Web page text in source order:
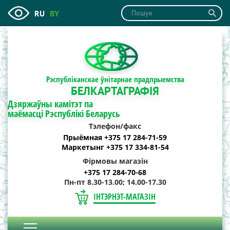
RU BY
Рэспубліканскае ўнітарнае прадпрыемства
БЕЛКАРТАГРАФІЯ
Дзяржаўны камітэт па
маёмасці Рэспублікі Беларусь
Тэлефон/факс
Прыёмная +375 17 284-71-59
Маркетынг +375 17 334-81-54
Фірмовы магазін
+375 17 284-70-68
Пн-пт 8.30-13.00; 14.00-17.30
ІНТЭРНЭТ-МАГАЗІН